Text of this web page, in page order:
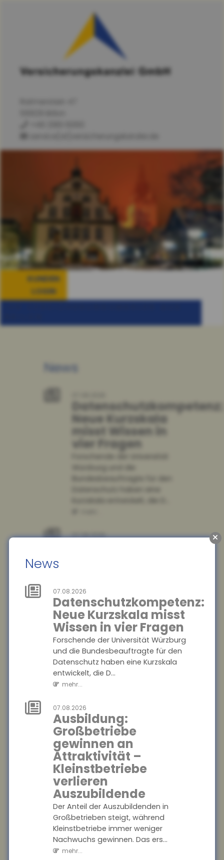
News
07.08.2026
Datenschutzkompetenz:
Neue Kurzskala misst
Wissen in vier Fragen
Forschende der Universität Würzburg
und die Bundesbeauftragte für den
Datenschutz haben eine Kurzskala
entwickelt, die D...
mehr...
07.08.2026
Ausbildung:
Großbetriebe
gewinnen an
Attraktivität –
Kleinstbetriebe
verlieren
Auszubildende
Der Anteil der Auszubildenden in
Großbetrieben steigt, während
Kleinstbetriebe immer weniger
Nachwuchs gewinnen. Das ers...
mehr...
KUNDEN
LOGIN
News
Datenschutzkompetenz:
Neue Kurzskala
misst Wissen in
vier Fragen
07.08.2026
Kleinstbetriebe
verlieren
Auszubildende
Der Anteil der Auszubildenden
in Großbetrieben steigt,
während Kleinstbetriebe
immer weniger Nachwuchs
gewinnen. Das ers...
mehr...
07.08.2026
Schwammregionen:
Schutz vor
Extremwetter
durch
natürlichen
Wasserrückhalt
Die Hochschule Geisenheim
entwickelt im Naturpark
Soonwald-Nahe eine ?
Schwammregion?, die
Wasser bei Starkregen
aufnimmt...